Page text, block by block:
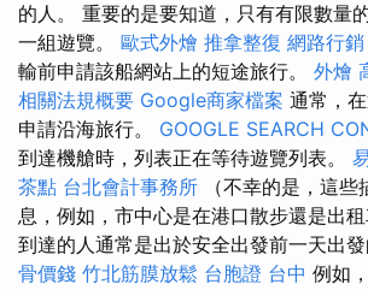
的人。 重要的是要知道，只有有限數量
一組遊覽。 歐式外燴 推拿整復 網路行銷
輸前申請該船網站上的短途旅行。 外燴
相關法規概要 Google商家檔案 通常，
申請沿海旅行。 GOOGLE SEARCH
到達機艙時，列表正在等待遊覽列表。
茶點 台北會計事務所 （不幸的是，這
息，例如，市中心是在港口散步還是出
到達的人通常是出於安全出發前一天出發
骨價錢 竹北筋膜放鬆 台胞證 台中 例如